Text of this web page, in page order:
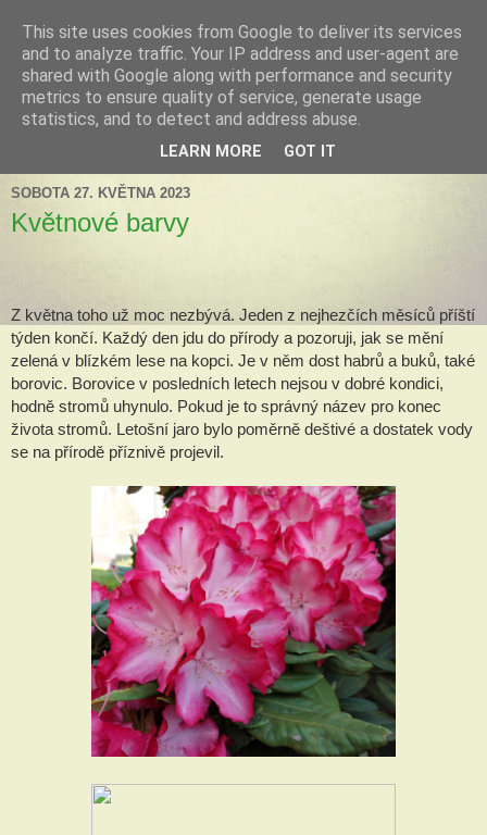
Tillandsia za okny
Tillandsie a další zelená havěť která s námi může žít v bytě,
k našim velkým radostem, nebo také starostem.
SOBOTA 27. KVĚTNA 2023
Květnové barvy
Z května toho už moc nezbývá. Jeden z nejhezčích měsíců příští
týden končí. Každý den jdu do přírody a pozoruji, jak se mění
zelená v blízkém lese na kopci. Je v něm dost habrů a buků, také
borovic. Borovice v posledních letech nejsou v dobré kondici,
hodně stromů uhynulo. Pokud je to správný název pro konec
života stromů. Letošní jaro bylo poměrně deštivé a dostatek vody
se na přírodě příznivě projevil.
This site uses cookies from Google to deliver its services
and to analyze traffic. Your IP address and user-agent are
shared with Google along with performance and security
metrics to ensure quality of service, generate usage
statistics, and to detect and address abuse.
LEARN MORE GOT IT